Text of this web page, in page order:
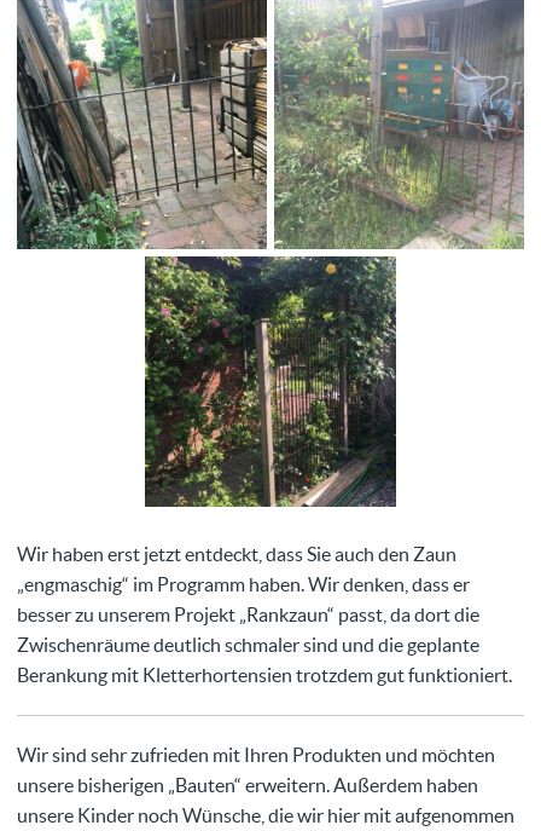
Wir haben erst jetzt entdeckt, dass Sie auch den Zaun
„engmaschig“ im Programm haben. Wir denken, dass er
besser zu unserem Projekt „Rankzaun“ passt, da dort die
Zwischenräume deutlich schmaler sind und die geplante
Berankung mit Kletterhortensien trotzdem gut funktioniert.
Wir sind sehr zufrieden mit Ihren Produkten und möchten
unsere bisherigen „Bauten“ erweitern. Außerdem haben
unsere Kinder noch Wünsche, die wir hier mit aufgenommen